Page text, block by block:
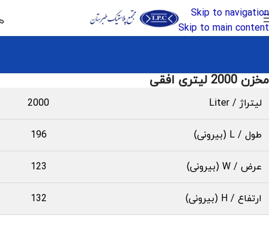
Skip to navigation
Skip to main content
مخزن 2000 لیتری افقی
لیتراژ / Liter 2000
طول / L (بیرونی) 196
عرض / W (بیرونی) 123
ارتفاع / H (بیرونی) 132